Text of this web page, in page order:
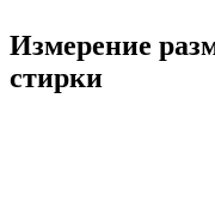
Измерение
стирки